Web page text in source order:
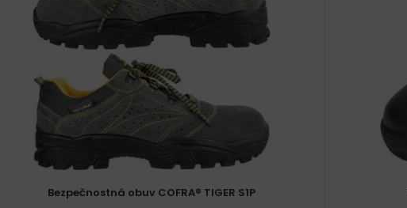
Bezpečnostná obuv COFRA® TIGER S1P